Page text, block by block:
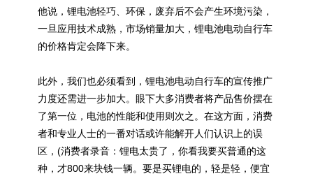
他说，锂电池轻巧、环保，废弃后不会产生环境污染，
一旦应用技术成熟，市场销量加大，锂电池电动自行车
的价格肯定会降下来。
此外，我们也必须看到，锂电池电动自行车的宣传推广
力度还需进一步加大。眼下大多消费者将产品售价摆在
了第一位，电池的性能和使用则次之。在这方面，消费
者和专业人士的一番对话或许能解开人们认识上的误
区，(消费者录音：锂电太贵了，你看我要买普通的这
种，才800来块钱一辆。要是买锂电的，轻是轻，便宜